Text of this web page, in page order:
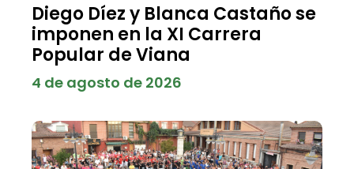
Diego Díez y Blanca Castaño se
imponen en la XI Carrera
Popular de Viana
4 de agosto de 2026